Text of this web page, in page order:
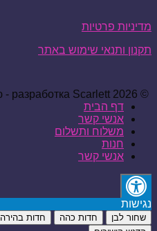
מדיניות פרטיות
תקנון ותנאי שימוש באתר
© 2026 Доставка цветов по Израилю - разработка Scarlett
דף הבית
אנשי קשר
משלוח ותשלום
חנות
אנשי קשר
נגישות
שחור לבן חדות כהה חדות בהירה